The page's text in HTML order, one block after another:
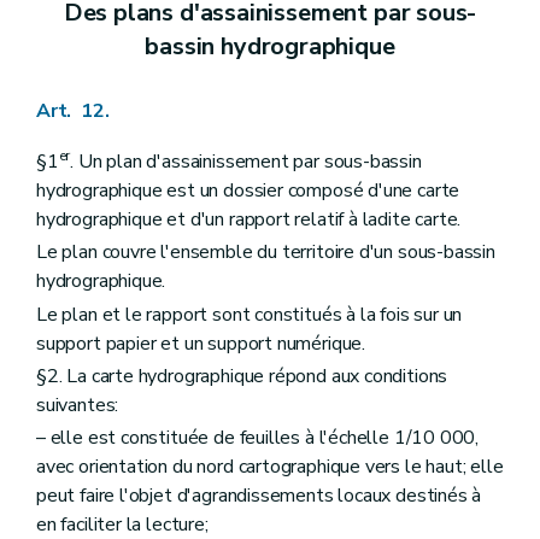
Des plans d'assainissement par sous-
bassin hydrographique
Art. 12.
§1er. Un plan d'assainissement par sous-bassin
hydrographique est un dossier composé d'une carte
hydrographique et d'un rapport relatif à ladite carte.
Le plan couvre l'ensemble du territoire d'un sous-bassin
hydrographique.
Le plan et le rapport sont constitués à la fois sur un
support papier et un support numérique.
§2. La carte hydrographique répond aux conditions
suivantes:
– elle est constituée de feuilles à l'échelle 1/10 000,
avec orientation du nord cartographique vers le haut; elle
peut faire l'objet d'agrandissements locaux destinés à
en faciliter la lecture;